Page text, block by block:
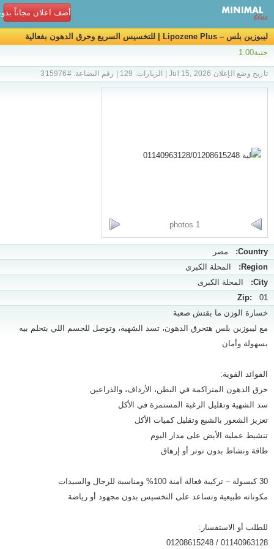
أضف اعلان مجاناً
ليبوزين بلس – Lipozene Plus | للتخسيس السريع وحرق الدهون بفعالية
01140963128/01208615248
جنية1.00
تاريخ وضع الإعلان Jul 15, 2026 | الزيارات: 129 | رقم البضاعة: #315976
1 photos
Country:
مصر
Region:
المحلة الكبرى
City:
المحلة الكبرى
Zip: 01
خسارة الوزن ما بقتش صعبة
مع ليبوزين بلس هتحرق الدهون، تسد الشهية، وتوصل للجسم اللي بتحلم بيه
بسهولة وأمان
الفوائد القوية:
حرق الدهون المتراكمة في البطن، الأرداف، والذراعين
سد الشهية وتقليل الرغبة المستمرة في الأكل
تعزيز الشعور بالشبع وتقليل كميات الأكل
تنشيط عملية الأيض على مدار اليوم
طاقة ونشاط بدون توتر أو إرهاق
30 كبسولة – تركيبة فعالة آمنة 100% ومناسبة للرجال والسيدات
مكوناته طبيعية وتساعد على التخسيس بدون مجهود أو رياضة
للطلب أو الاستفسار:
01140963128 / 01208615248